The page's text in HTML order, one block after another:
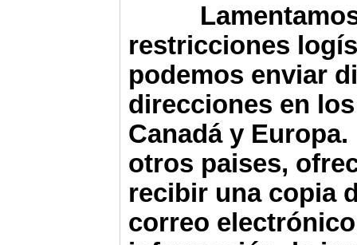
restricciones
podemos enviar
direcciones en
Canadá y
otros paises,
recibir una copia
correo